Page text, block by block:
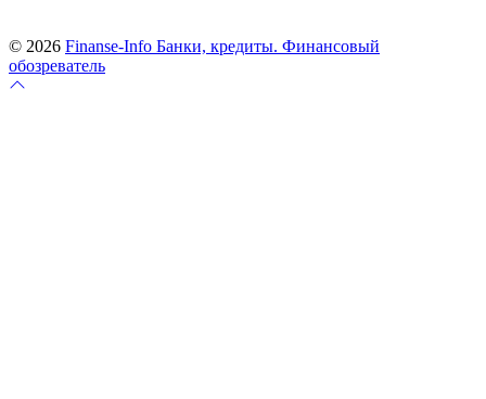
© 2026 Finanse-Info Банки, кредиты. Финансовый
обозреватель
Перейти